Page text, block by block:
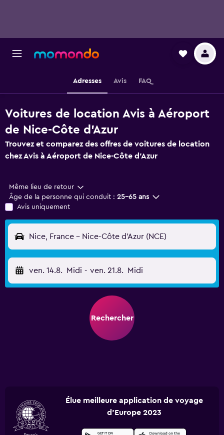
Adresses Avis FAQ
Voitures de location Avis à Aéroport
de Nice-Côte d'Azur
Trouvez et comparez des offres de voitures de location
chez Avis à Aéroport de Nice-Côte d'Azur
Même lieu de retour
Âge de la personne qui conduit : 25-65 ans
Avis uniquement
Nice, France - Nice-Côte d'Azur (NCE)
ven. 14.8. Midi - ven. 21.8. Midi
Rechercher
Élue meilleure application de voyage
d'Europe 2023